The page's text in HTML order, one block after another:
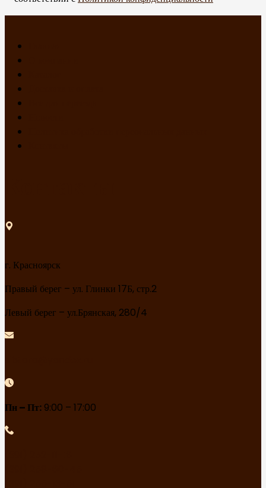
г. Красноярск
Правый берег – ул. Глинки 17Б, стр.2
Левый берег – ул.Брянская, 280/4
Пн – Пт: 9:00 – 17:00